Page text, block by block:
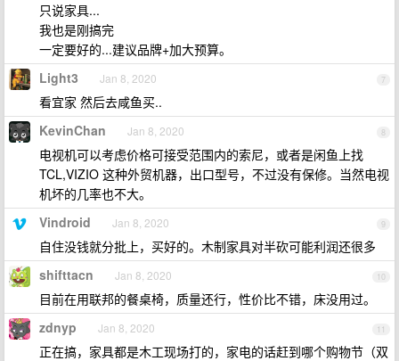
只说家具...
我也是刚搞完
一定要好的...建议品牌+加大预算。
7
Light3 Jan 8, 2020
看宜家 然后去咸鱼买..
8
KevinChan Jan 8, 2020
电视机可以考虑价格可接受范围内的索尼，或者是闲鱼上找
TCL,VIZIO 这种外贸机器，出口型号，不过没有保修。当然电视
机坏的几率也不大。
9
Vindroid Jan 8, 2020
自住没钱就分批上，买好的。木制家具对半砍可能利润还很多
10
shifttacn Jan 8, 2020
目前在用联邦的餐桌椅，质量还行，性价比不错，床没用过。
11
zdnyp Jan 8, 2020
正在搞，家具都是木工现场打的，家电的话赶到哪个购物节（双